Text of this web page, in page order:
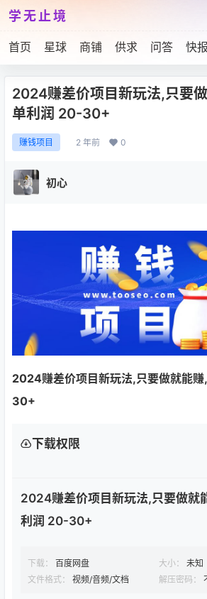
学无止境
首页 星球 商铺 供求 问答 快报
2024赚差价项目新玩法,只要
单利润 20-30+
赚钱项目 2 年前 0
初心
2024赚差价项目新玩法,只要做就能
30+
下载权限
2024赚差价项目新玩法,只要做就
利润 20-30+
下载： 百度网盘 大小：
未知
文件格式：
视频/音频/文档 解压密码：